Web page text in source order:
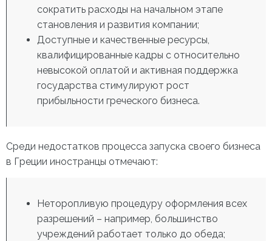
сократить расходы на начальном этапе
становления и развития компании;
Доступные и качественные ресурсы,
квалифицированные кадры с относительно
невысокой оплатой и активная поддержка
государства стимулируют рост
прибыльности греческого бизнеса.
Среди недостатков процесса запуска своего бизнеса
в Греции иностранцы отмечают:
Неторопливую процедуру оформления всех
разрешений – например, большинство
учреждений работает только до обеда;